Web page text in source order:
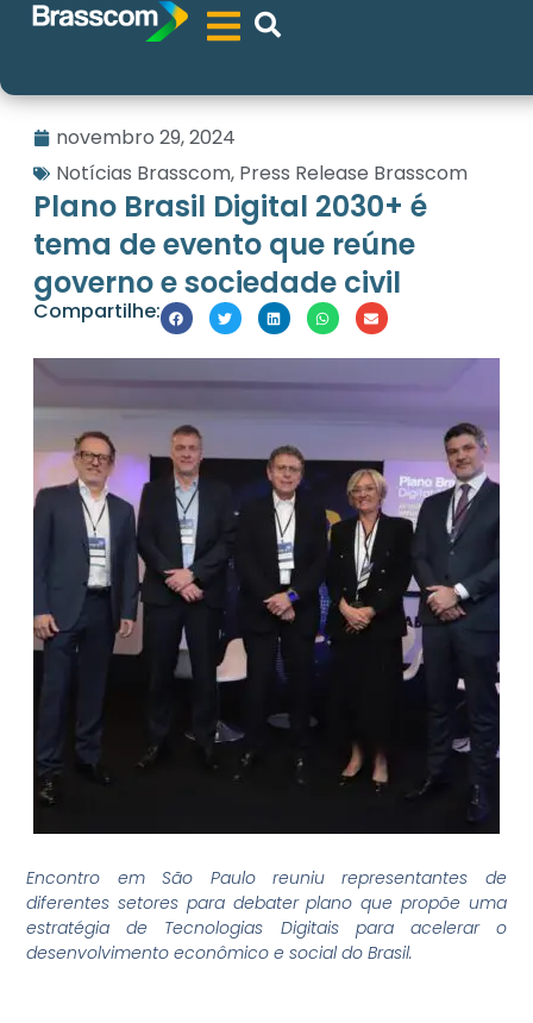
novembro 29, 2024
Notícias Brasscom, Press Release Brasscom
Plano Brasil Digital 2030+ é
tema de evento que reúne
governo e sociedade civil
Compartilhe:
Encontro em São Paulo reuniu representantes de
diferentes setores para debater plano que propõe uma
estratégia de Tecnologias Digitais para acelerar o
desenvolvimento econômico e social do Brasil.